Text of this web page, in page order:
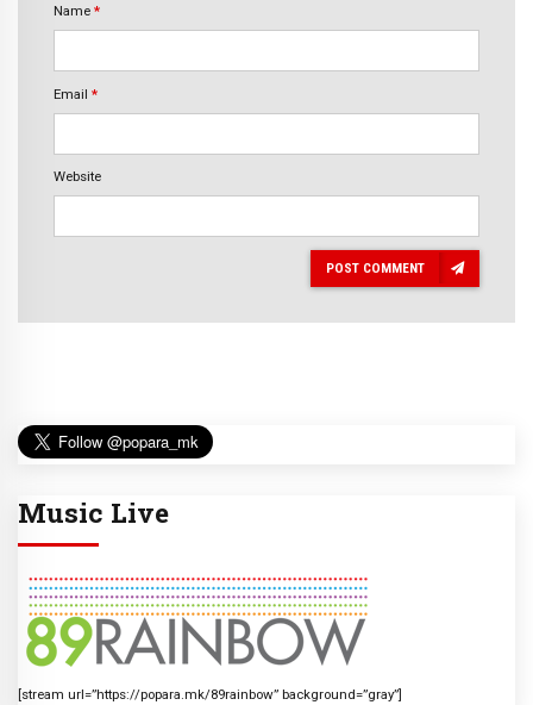
Name *
Email *
Website
POST COMMENT
Music Live
[stream url=”https://popara.mk/89rainbow” background=”gray”]